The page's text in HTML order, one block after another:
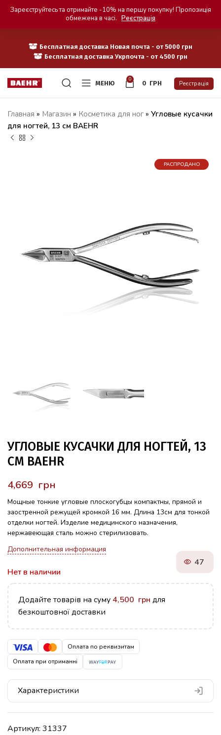
Бесплатная доставка Новая почта - от 5000 грн
Бесплатная доставка Укрпочта - от 4500 грн
МЕНЮ
0
0 ГРН Реєстрація
Главная » Магазин » Косметика для ног » Угловые кусачки
для ногтей, 13 см BAEHR
РАСПРОДАНО
УГЛОВЫЕ КУСАЧКИ ДЛЯ НОГТЕЙ, 13
СМ BAEHR
грн
Мощные тонкие угловые плоскогубцы компактны, прямой и
заостренной режущей кромкой 16 мм. Длина 13см для тонкой
отделки ногтей. Изделие медицинского назначения,
нержавеющая сталь можно стерилизовать.
Дополнительная информация
Нет в наличии
47
Додайте товарів на суму 4,500 грн для
безкоштовної доставки
Оплата по реквизитам
Оплата при отриманні
Характеристики
Артикул: 31337
Зареєструйтесь та отримайте -10% на першу покупку! Пропозиція
обмежена в часі. Реєстрація